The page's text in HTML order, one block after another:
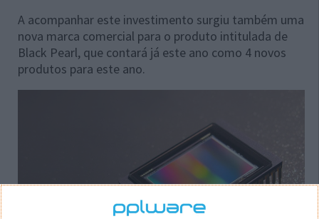
A acompanhar este investimento surgiu também uma
nova marca comercial para o produto intitulada de
Black Pearl, que contará já este ano como 4 novos
produtos para este ano.